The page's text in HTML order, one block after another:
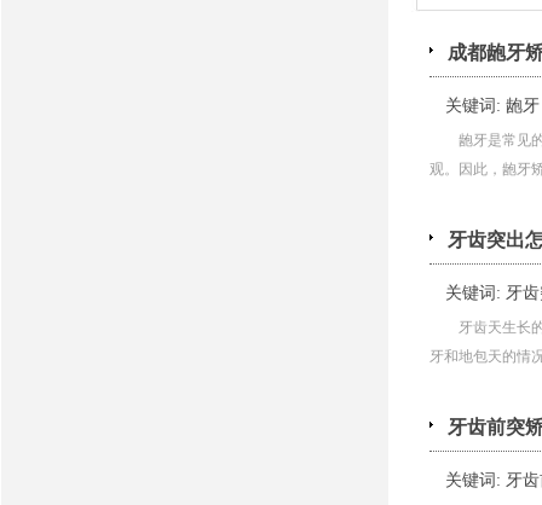
成都龅牙
关键词: 龅牙
龅牙是常见
观。因此，龅牙
牙齿突出
关键词: 牙
牙齿天生长
牙和地包天的情
牙齿前突
关键词: 牙